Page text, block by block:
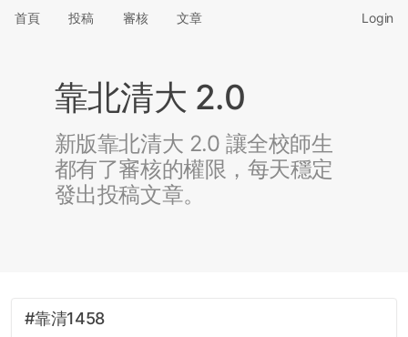
首頁 投稿 審核 文章 Login
靠北清大 2.0
新版靠北清大 2.0 讓全校師生
都有了審核的權限，每天穩定
發出投稿文章。
#靠清1458